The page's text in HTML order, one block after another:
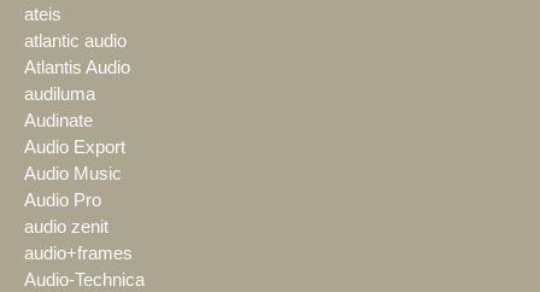
ateis
atlantic audio
Atlantis Audio
audiluma
Audinate
Audio Export
Audio Music
Audio Pro
audio zenit
audio+frames
Audio-Technica